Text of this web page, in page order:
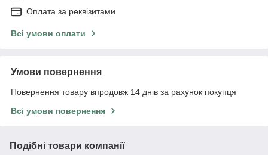
Оплата за реквізитами
Всі умови оплати
Умови повернення
Повернення товару впродовж 14 днів за рахунок покупця
Всі умови повернення
Подібні товари компанії